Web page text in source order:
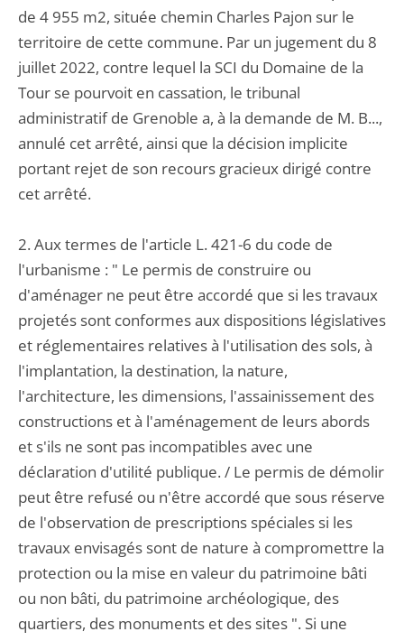
de 4 955 m2, située chemin Charles Pajon sur le
territoire de cette commune. Par un jugement du 8
juillet 2022, contre lequel la SCI du Domaine de la
Tour se pourvoit en cassation, le tribunal
administratif de Grenoble a, à la demande de M. B...,
annulé cet arrêté, ainsi que la décision implicite
portant rejet de son recours gracieux dirigé contre
cet arrêté.
2. Aux termes de l'article L. 421-6 du code de
l'urbanisme : " Le permis de construire ou
d'aménager ne peut être accordé que si les travaux
projetés sont conformes aux dispositions législatives
et réglementaires relatives à l'utilisation des sols, à
l'implantation, la destination, la nature,
l'architecture, les dimensions, l'assainissement des
constructions et à l'aménagement de leurs abords
et s'ils ne sont pas incompatibles avec une
déclaration d'utilité publique. / Le permis de démolir
peut être refusé ou n'être accordé que sous réserve
de l'observation de prescriptions spéciales si les
travaux envisagés sont de nature à compromettre la
protection ou la mise en valeur du patrimoine bâti
ou non bâti, du patrimoine archéologique, des
quartiers, des monuments et des sites ". Si une